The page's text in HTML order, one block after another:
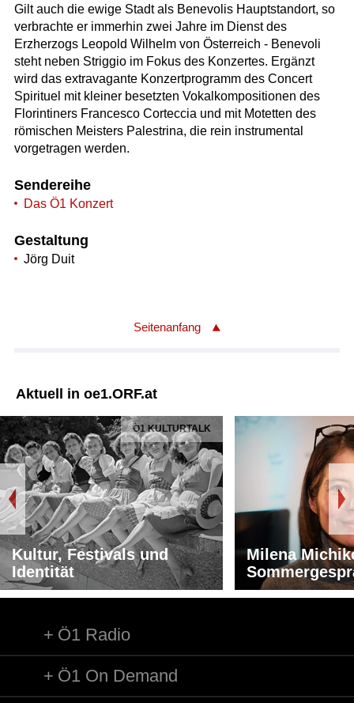
Gilt auch die ewige Stadt als Benevolis Hauptstandort, so
verbrachte er immerhin zwei Jahre im Dienst des
Erzherzogs Leopold Wilhelm von Österreich - Benevoli
steht neben Striggio im Fokus des Konzertes. Ergänzt
wird das extravagante Konzertprogramm des Concert
Spirituel mit kleiner besetzten Vokalkompositionen des
Florintiners Francesco Corteccia und mit Motetten des
römischen Meisters Palestrina, die rein instrumental
vorgetragen werden.
Sendereihe
Das Ö1 Konzert
Gestaltung
Jörg Duit
Seitenanfang
Aktuell in oe1.ORF.at
Ö1 KULTURTALK
Kultur, Festivals und
Identität
Milena
Ö1 Radio
Ö1 On Demand